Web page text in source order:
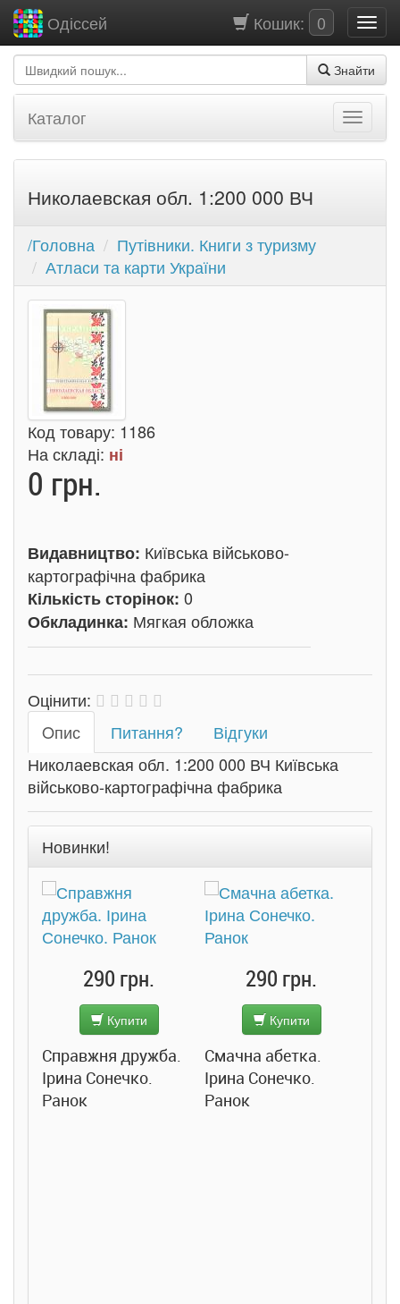
Кошик: 0
Одіссей
Знайти
Каталог
Николаевская обл. 1:200 000 ВЧ
/Головна
Путівники. Книги з туризму
Атласи та карти України
Код товару: 1186
На складі: ні
0 грн.
Видавництво: Київська військово-
картографічна фабрика
Кількість сторінок: 0
Обкладинка: Мягкая обложка
Оцінити:
Oпис
Питання?
Відгуки
Николаевская обл. 1:200 000 ВЧ Київська
військово-картографічна фабрика
Новинки!
290 грн.
Купити
Справжня дружба.
Ірина Сонечко.
Ранок
290 грн.
Купити
Смачна абетка.
Ірина Сонечко.
Ранок